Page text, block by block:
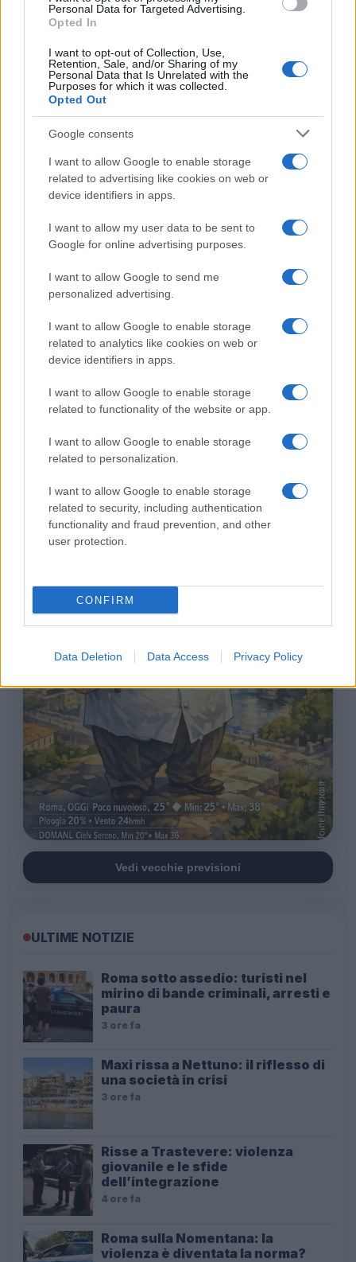
Personal Data for Targeted Advertising.
Opted In
I want to opt-out of Collection, Use,
Retention, Sale, and/or Sharing of my
Personal Data that Is Unrelated with the
Purposes for which it was collected.
Opted Out
Google consents
I want to allow Google to enable storage
related to advertising like cookies on web or
device identifiers in apps.
I want to allow my user data to be sent to
Google for online advertising purposes.
I want to allow Google to send me
personalized advertising.
I want to allow Google to enable storage
related to analytics like cookies on web or
device identifiers in apps.
I want to allow Google to enable storage
related to functionality of the website or app.
I want to allow Google to enable storage
related to personalization.
I want to allow Google to enable storage
related to security, including authentication
functionality and fraud prevention, and other
user protection.
CONFIRM
Data Deletion Data Access Privacy Policy
TOR BELLA MONACA – Lo spaccio continua anche col
Coronavirus
Tor Bella Monaca e Tor Vergata: blitz di arresti e
LE PREVISIONI
Storie meteo di oggi
Roma · 09/08/2026
Le Previsioni
Vedi vecchie previsioni
ULTIME NOTIZIE
Roma sotto assedio: turisti nel
mirino di bande criminali, arresti e
paura
3 ore fa
Maxi rissa a Nettuno: il riflesso di
una società in crisi
3 ore fa
Risse a Trastevere: violenza
giovanile e le sfide
dell’integrazione
4 ore fa
Roma sulla Nomentana: la
violenza è diventata la norma?